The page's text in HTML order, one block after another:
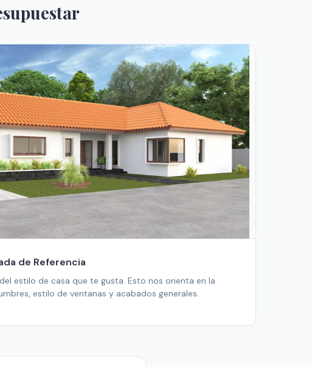
de Referencia
estilo de casa que te gusta. Esto nos orienta en la
estilo de ventanas y acabados generales.